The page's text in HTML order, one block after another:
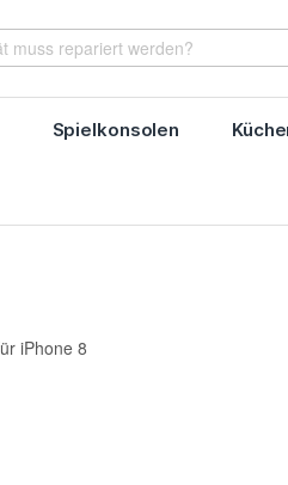
Spielkonsolen
iPhone 8